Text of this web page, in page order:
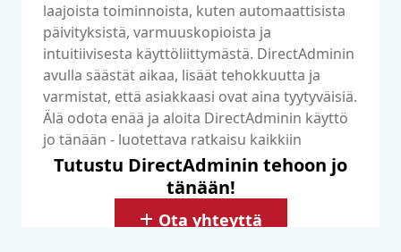
laajoista toiminnoista, kuten automaattisista
päivityksistä, varmuuskopioista ja
intuitiivisesta käyttöliittymästä. DirectAdminin
avulla säästät aikaa, lisäät tehokkuutta ja
varmistat, että asiakkaasi ovat aina tyytyväisiä.
Älä odota enää ja aloita DirectAdminin käyttö
jo tänään - luotettava ratkaisu kaikkiin
hosting-tarpeisiisi!
Tutustu DirectAdminin tehoon jo
tänään!
Ota yhteyttä